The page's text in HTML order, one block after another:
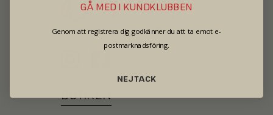
SECOND HAND - JEWELRY - WATCHES
BUTIKEN
GÅ MED I KUNDKLUBBEN
Genom att registrera dig godkänner du att ta emot e-
postmarknadsföring.
NEJ TACK